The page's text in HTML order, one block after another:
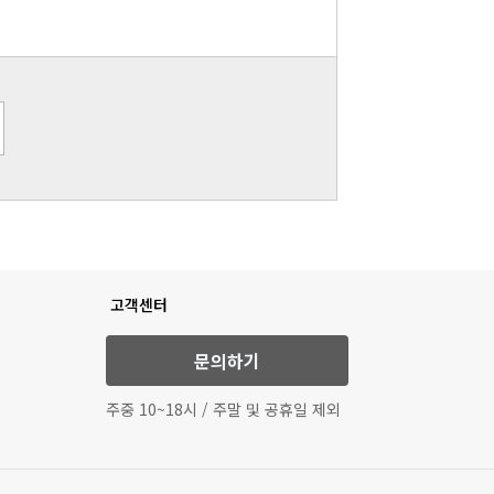
고객센터
문의하기
주중 10~18시 / 주말 및 공휴일 제외